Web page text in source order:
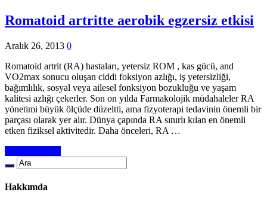
Romatoid artritte aerobik egzersiz etkisi
Aralık 26, 2013 0
Romatoid artrit (RA) hastaları, yetersiz ROM , kas gücü, and
VO2max sonucu oluşan ciddi foksiyon azlığı, iş yetersizliği,
bağımlılık, sosyal veya ailesel fonksiyon bozukluğu ve yaşam
kalitesi azlığı çekerler. Son on yılda Farmakolojik müdahaleler RA
yönetimi büyük ölçüde düzeltti, ama fizyoterapi tedavinin önemli bir
parçası olarak yer alır. Dünya çapında RA sınırlı kılan en önemli
etken fiziksel aktivitedir. Daha önceleri, RA …
Hakkımda